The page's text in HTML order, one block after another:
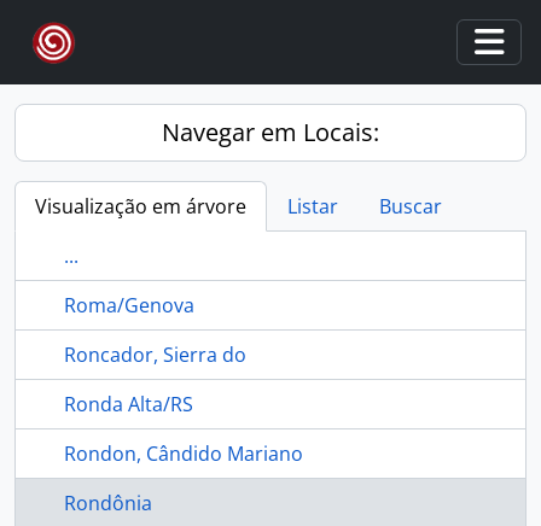
Skip to main content
Navegar em Locais:
Visualização em árvore Listar
Buscar
...
Roma/Genova
Roncador, Sierra do
Ronda Alta/RS
Rondon, Cândido Mariano
Rondônia